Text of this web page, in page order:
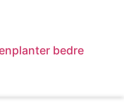
bedre